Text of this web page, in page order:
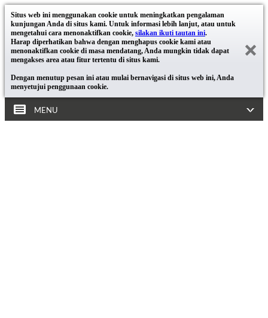
Situs web ini menggunakan cookie untuk meningkatkan pengalaman
kunjungan Anda di situs kami. Untuk informasi lebih lanjut, atau untuk
mengetahui cara menonaktifkan cookie, silakan ikuti tautan ini.
Harap diperhatikan bahwa dengan menghapus cookie kami atau
menonaktifkan cookie di masa mendatang, Anda mungkin tidak dapat
mengakses area atau fitur tertentu di situs kami.
Dengan menutup pesan ini atau mulai bernavigasi di situs web ini, Anda
menyetujui penggunaan cookie.
MENU